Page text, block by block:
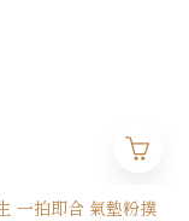
一拍即合 氣墊粉撲